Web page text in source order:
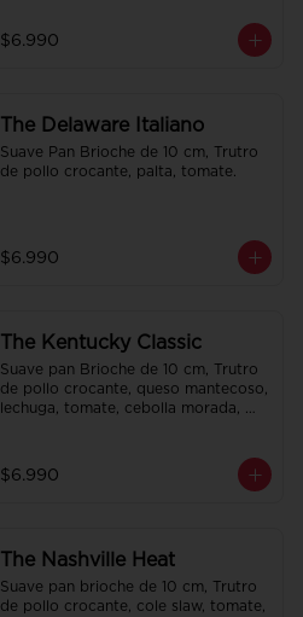
$6.990
The Delaware Italiano
Suave Pan Brioche de 10 cm, Trutro
de pollo crocante, palta, tomate.
$6.990
The Kentucky Classic
Suave pan Brioche de 10 cm, Trutro
de pollo crocante, queso mantecoso,
lechuga, tomate, cebolla morada,
$6.990
The Nashville Heat
Suave pan brioche de 10 cm, Trutro
de pollo crocante, cole slaw, tomate,